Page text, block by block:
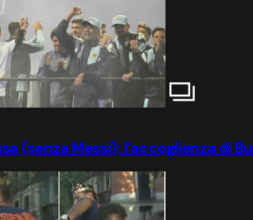
(senza Messi): l'accoglienza di